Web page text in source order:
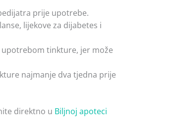
prije upotrebe.
lijekove za dijabetes i
tinkture, jer može
najmanje dva tjedna prije
direktno u Biljnoj apoteci